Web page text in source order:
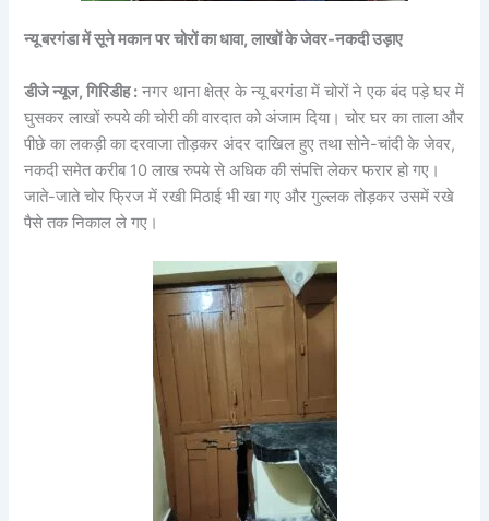
न्यू बरगंडा में सूने मकान पर चोरों का धावा, लाखों के जेवर-नकदी उड़ाए
डीजे न्यूज, गिरिडीह : नगर थाना क्षेत्र के न्यू बरगंडा में चोरों ने एक बंद पड़े घर में
घुसकर लाखों रुपये की चोरी की वारदात को अंजाम दिया। चोर घर का ताला और
पीछे का लकड़ी का दरवाजा तोड़कर अंदर दाखिल हुए तथा सोने-चांदी के जेवर,
नकदी समेत करीब 10 लाख रुपये से अधिक की संपत्ति लेकर फरार हो गए।
जाते-जाते चोर फ्रिज में रखी मिठाई भी खा गए और गुल्लक तोड़कर उसमें रखे
पैसे तक निकाल ले गए।